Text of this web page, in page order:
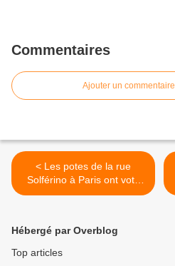
Commentaires
Ajouter un commentaire
< Les potes de la rue
Solférino à Paris ont voté
(suite de ma chronique
Hébergé par Overblog
Top articles